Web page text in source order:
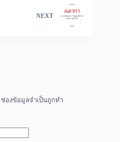
NEXT
ช่องข้อมูลจำเป็นถูกทำ